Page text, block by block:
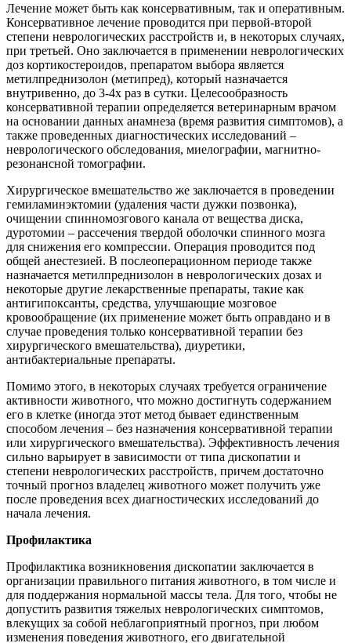
Лечение может быть как консервативным, так и оперативным.
Консервативное лечение проводится при первой-второй
степени неврологических расстройств и, в некоторых случаях,
при третьей. Оно заключается в применении неврологических
доз кортикостероидов, препаратом выбора является
метилпреднизолон (метипред), который назначается
внутривенно, до 3-4х раз в сутки. Целесообразность
консервативной терапии определяется ветеринарным врачом
на основании данных анамнеза (время развития симптомов), а
также проведенных диагностических исследований –
неврологического обследования, миелографии, магнитно-
резонансной томографии.
Хирургическое вмешательство же заключается в проведении
гемиламинэктомии (удаления части дужки позвонка),
очищении спинномозгового канала от вещества диска,
дуротомии – рассечения твердой оболочки спинного мозга
для снижения его компрессии. Операция проводится под
общей анестезией. В послеоперационном периоде также
назначается метилпреднизолон в неврологических дозах и
некоторые другие лекарственные препараты, такие как
антигипоксанты, средства, улучшающие мозговое
кровообращение (их применение может быть оправдано и в
случае проведения только консервативной терапии без
хирургического вмешательства), диуретики,
антибактериальные препараты.
Помимо этого, в некоторых случаях требуется ограничение
активности животного, что можно достигнуть содержанием
его в клетке (иногда этот метод бывает единственным
способом лечения – без назначения консервативной терапии
или хирургического вмешательства). Эффективность лечения
сильно варьирует в зависимости от типа дископатии и
степени неврологических расстройств, причем достаточно
точный прогноз владелец животного может получить уже
после проведения всех диагностических исследований до
начала лечения.
Профилактика
Профилактика возникновения дископатии заключается в
организации правильного питания животного, в том числе и
для поддержания нормальной массы тела. Для того, чтобы не
допустить развития тяжелых неврологических симптомов,
влекущих за собой неблагоприятный прогноз, при любом
изменения поведения животного, его двигательной